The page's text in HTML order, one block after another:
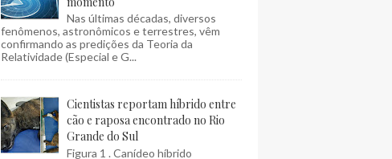
Nas últimas décadas, diversos
fenômenos, astronômicos e terrestres, vêm
confirmando as predições da Teoria da
Relatividade (Especial e G...
Cientistas reportam híbrido entre
cão e raposa encontrado no Rio
Grande do Sul
Figura 1 . Canídeo híbrido